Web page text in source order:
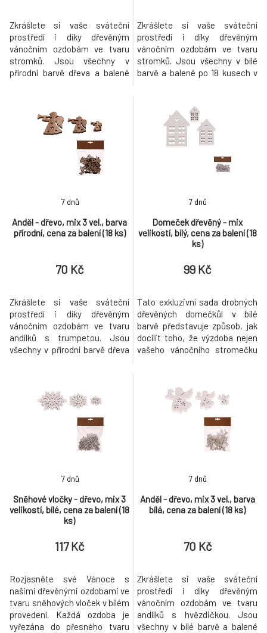
Zkrášlete si vaše sváteční
prostředí i díky dřevěným
vánočním ozdobám ve tvaru
stromků. Jsou všechny v
přírodní barvě dřeva a balené
dekorativních schopnostech
každého z vás, jak s těmito
ozdobami naloží. Každopádně
jsou výborným základem pro
Zkrášlete si vaše sváteční
prostředí i díky dřevěným
vánočním ozdobám ve tvaru
stromků. Jsou všechny v bílé
barvě a balené po 18 kusech v
fantazii a dekorativních
schopnostech každého z vás,
jak s těmito ozdobami naloží.
Každopádně jsou výborným
základem pro tvorbu
Anděl - dřevo, mix 3 vel., barva
přírodní, cena za balení (18 ks)
7 dnů
70 Kč
Zkrášlete si vaše sváteční
prostředí i díky dřevěným
vánočním ozdobám ve tvaru
andílků s trumpetou. Jsou
všechny v přírodní barvě dřeva
dekorativních schopnostech
každého z vás, jak s těmito
ozdobami naloží. Každopádně
jsou výborným základem pro
Domeček dřevěný - mix
velikostí, bílý, cena za balení (18
ks)
7 dnů
99 Kč
Tato exkluzivní sada drobných
dřevěných domečkůl v bílé
barvě představuje způsob, jak
docílit toho, že výzdoba nejen
vašeho vánočního stromečku
bude vymykat ostatním, což
dodá stromku nádech
osobitosti. Jsou vyrobeny s
láskou a tak, aby zdobily
stromek s elegancí v
kombinaci s přispě
Sněhové vločky - dřevo, mix 3
velikostí, bílé, cena za balení (18
ks)
7 dnů
117 Kč
Rozjasněte své Vánoce s
našimi dřevěnými ozdobami ve
tvaru sněhových vloček v bílém
provedení. Každá ozdoba je
vyřezána do přesného tvaru
Anděl - dřevo, mix 3 vel., barva
bílá, cena za balení (18 ks)
7 dnů
70 Kč
Zkrášlete si vaše sváteční
prostředí i díky dřevěným
vánočním ozdobám ve tvaru
andílků s hvězdičkou. Jsou
všechny v bílé barvě a balené